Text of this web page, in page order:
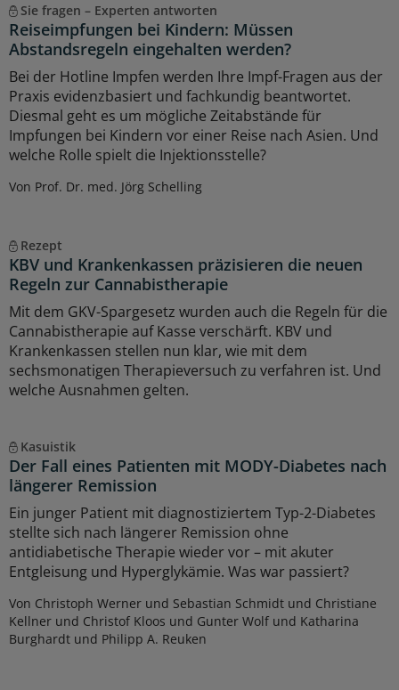
Sie fragen – Experten antworten
Reiseimpfungen bei Kindern: Müssen
Abstandsregeln eingehalten werden?
Bei der Hotline Impfen werden Ihre Impf-Fragen aus der
Praxis evidenzbasiert und fachkundig beantwortet.
Diesmal geht es um mögliche Zeitabstände für
Impfungen bei Kindern vor einer Reise nach Asien. Und
welche Rolle spielt die Injektionsstelle?
Von Prof. Dr. med. Jörg Schelling
Rezept
KBV und Krankenkassen präzisieren die neuen
Regeln zur Cannabistherapie
Mit dem GKV-Spargesetz wurden auch die Regeln für die
Cannabistherapie auf Kasse verschärft. KBV und
Krankenkassen stellen nun klar, wie mit dem
sechsmonatigen Therapieversuch zu verfahren ist. Und
welche Ausnahmen gelten.
Kasuistik
Der Fall eines Patienten mit MODY-Diabetes nach
längerer Remission
Ein junger Patient mit diagnostiziertem Typ-2-Diabetes
stellte sich nach längerer Remission ohne
antidiabetische Therapie wieder vor – mit akuter
Entgleisung und Hyperglykämie. Was war passiert?
Von Christoph Werner und Sebastian Schmidt und Christiane
Kellner und Christof Kloos und Gunter Wolf und Katharina
Burghardt und Philipp A. Reuken